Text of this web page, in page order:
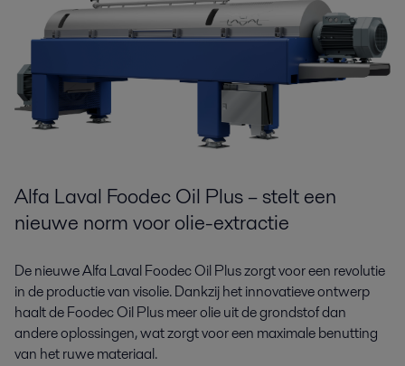
Alfa Laval Foodec Oil Plus – stelt een
nieuwe norm voor olie-extractie
De nieuwe Alfa Laval Foodec Oil Plus zorgt voor een revolutie
in de productie van visolie. Dankzij het innovatieve ontwerp
haalt de Foodec Oil Plus meer olie uit de grondstof dan
andere oplossingen, wat zorgt voor een maximale benutting
van het ruwe materiaal.